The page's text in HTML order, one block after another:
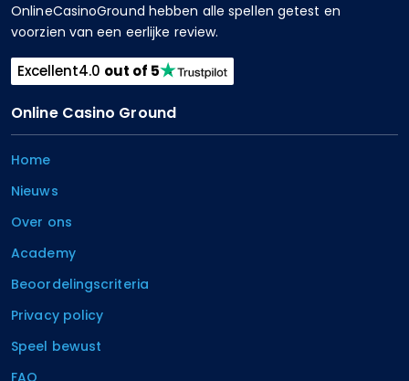
OnlineCasinoGround hebben alle spellen getest en
voorzien van een eerlijke review.
Excellent4.0 out of 5
Online Casino Ground
Home
Nieuws
Over ons
Academy
Beoordelingscriteria
Privacy policy
Speel bewust
FAQ